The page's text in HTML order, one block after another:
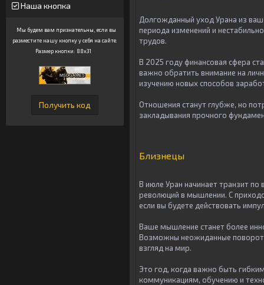
Наша кнопка
Мы будем вам признательны, если вы
разместите нашу кнопку у себя на сайте.
Размер кнопки: 88x31
Долгожданный уход Урана из
периода изменений и
трудов.
В 2025 году финансовая сфера
важно обратить внимание на
изучению новых способов
Отношения станут глубже, но
закладывания прочного
Близнецы
В июле Уран начинает транзит
революций в мышлении. С
если вы будете действовать
Ваше мышление станет более
Возможны неожиданные
взгляд на мир.
Это год, когда важно быть
коммуникациям, обучению и